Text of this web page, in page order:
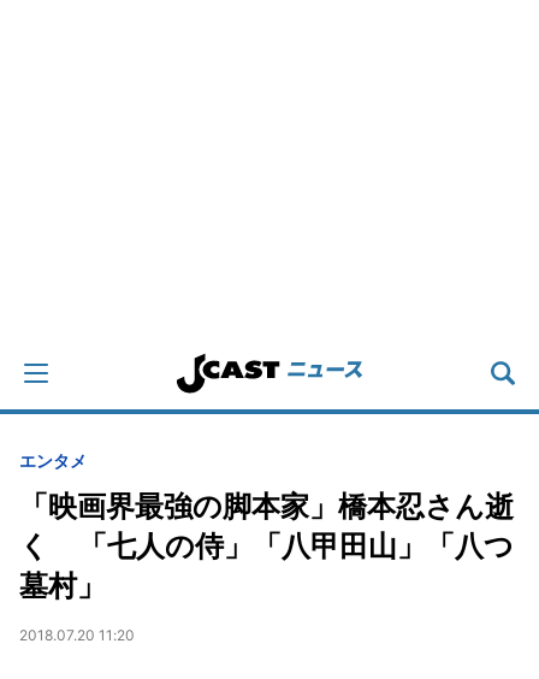
エンタメ
「映画界最強の脚本家」橋本忍さん逝
く 「七人の侍」「八甲田山」「八つ
墓村」
2018.07.20 11:20